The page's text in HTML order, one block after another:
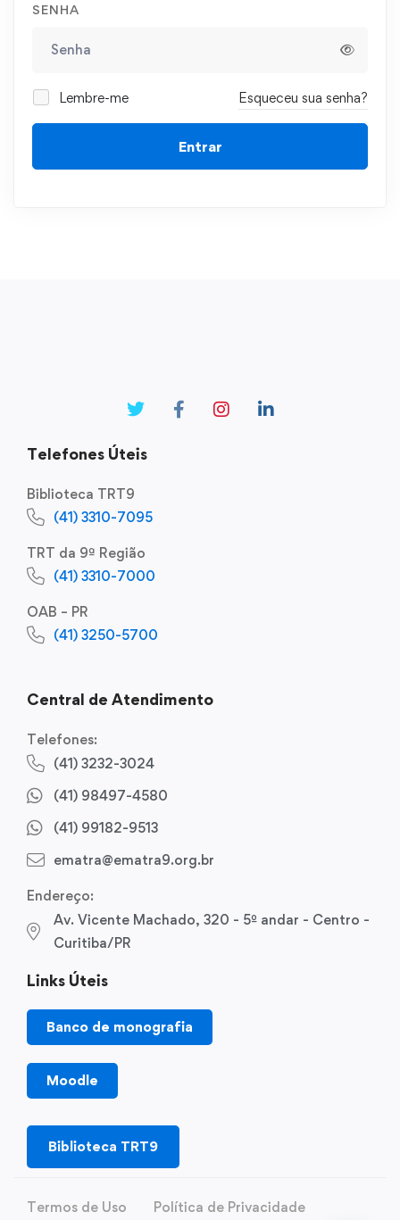
SENHA
Lembre-me Esqueceu sua senha?
Entrar
Telefones Úteis
Biblioteca TRT9
(41) 3310-7095
TRT da 9ª Região
(41) 3310-7000
OAB – PR
(41) 3250-5700
Central de Atendimento
Telefones:
(41) 3232-3024
(41) 98497-4580
(41) 99182-9513
ematra@ematra9.org.br
Endereço:
Av. Vicente Machado, 320 - 5º andar - Centro -
Curitiba/PR
Links Úteis
Banco de monografia
Moodle
Biblioteca TRT9
Termos de Uso Política de Privacidade